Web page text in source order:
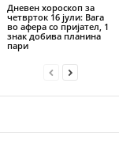
Дневен хороскоп за
четврток 16 јули: Вага
во афера со пријател, 1
знак добива планина
пари